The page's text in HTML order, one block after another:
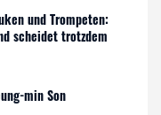
und Trompeten:
scheidet trotzdem
min Son